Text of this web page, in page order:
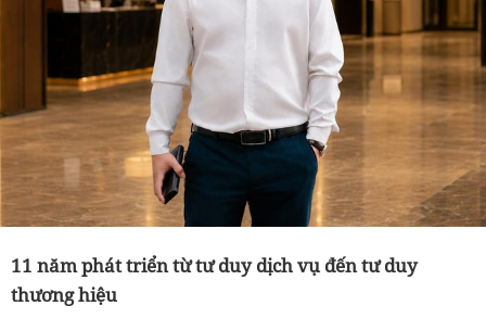
11 năm phát triển từ tư duy dịch vụ đến tư duy
thương hiệu